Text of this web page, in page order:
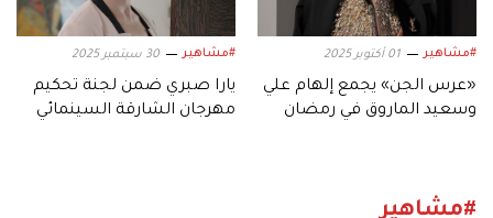
#مشاهير 01 أكتوبر 2025
«عرس الجن» يجمع إلهام علي
وسعيد الماروق في رمضان
#مشاهير 30 سبتمبر 2025
يارا صبري ضمن لجنة تحكيم
مهرجان الشارقة السينمائي
#مشاهير